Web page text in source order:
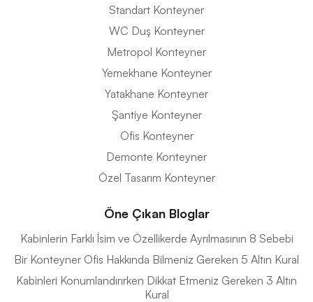
Standart Konteyner
WC Duş Konteyner
Metropol Konteyner
Yemekhane Konteyner
Yatakhane Konteyner
Şantiye Konteyner
Ofis Konteyner
Demonte Konteyner
Özel Tasarım Konteyner
Öne Çıkan Bloglar
Kabinlerin Farklı İsim ve Özellikerde Ayrılmasının 8 Sebebi
Bir Konteyner Ofis Hakkında Bilmeniz Gereken 5 Altın Kural
Kabinleri Konumlandırırken Dikkat Etmeniz Gereken 3 Altın
Kural